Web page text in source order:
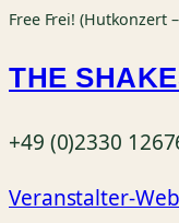
Free Frei! (Hutkonzert
THE
+49 (0)2330
Veranstalter-